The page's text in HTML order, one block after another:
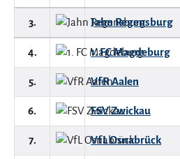
3. Jahn Regensburg
4. 1. FC Magdeburg
5. VfR Aalen
6. FSV Zwickau
7. VfL Osnabrück